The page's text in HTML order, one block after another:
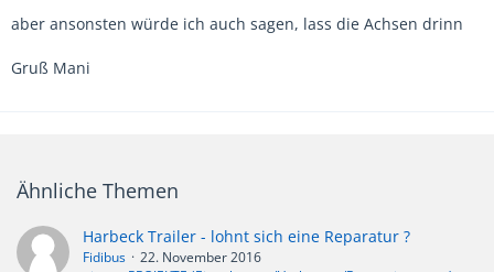
aber ansonsten würde ich auch sagen, lass die Achsen drinn
Gruß Mani
Ähnliche Themen
Harbeck Trailer - lohnt sich eine Reparatur ?
Fidibus
22. November 2016